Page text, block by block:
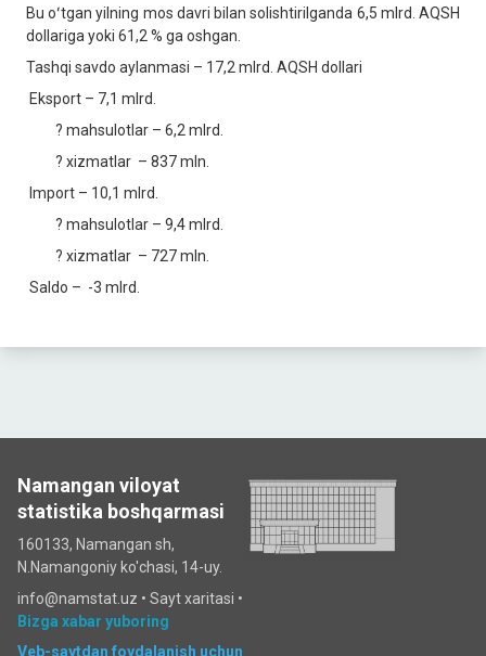
Bu oʻtgan yilning mos davri bilan solishtirilganda 6,5 mlrd. AQSH
dollariga yoki 61,2 % ga oshgan.
Tashqi savdo aylanmasi – 17,2 mlrd. AQSH dollari
Eksport – 7,1 mlrd.
? mahsulotlar – 6,2 mlrd.
? xizmatlar – 837 mln.
Import – 10,1 mlrd.
? mahsulotlar – 9,4 mlrd.
? xizmatlar – 727 mln.
Saldo – -3 mlrd.
Namangan viloyat
statistika boshqarmasi
160133, Namangan sh,
N.Namangoniy ko'chasi, 14-uy.
info@namstat.uz • Sayt xaritasi •
Bizga xabar yuboring
Veb-saytdan foydalanish uchun